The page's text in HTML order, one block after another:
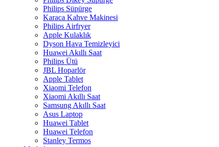
Philips Süpürge
Karaca Kahve Makinesi
Philips Airfryer
Apple Kulaklık
Dyson Hava Temizleyici
Huawei Akıllı Saat
Philips Ütü
JBL Hoparlör
Apple Tablet
Xiaomi Telefon
Xiaomi Akıllı Saat
Samsung Akıllı Saat
Asus Laptop
Huawei Tablet
Huawei Telefon
Stanley Termos